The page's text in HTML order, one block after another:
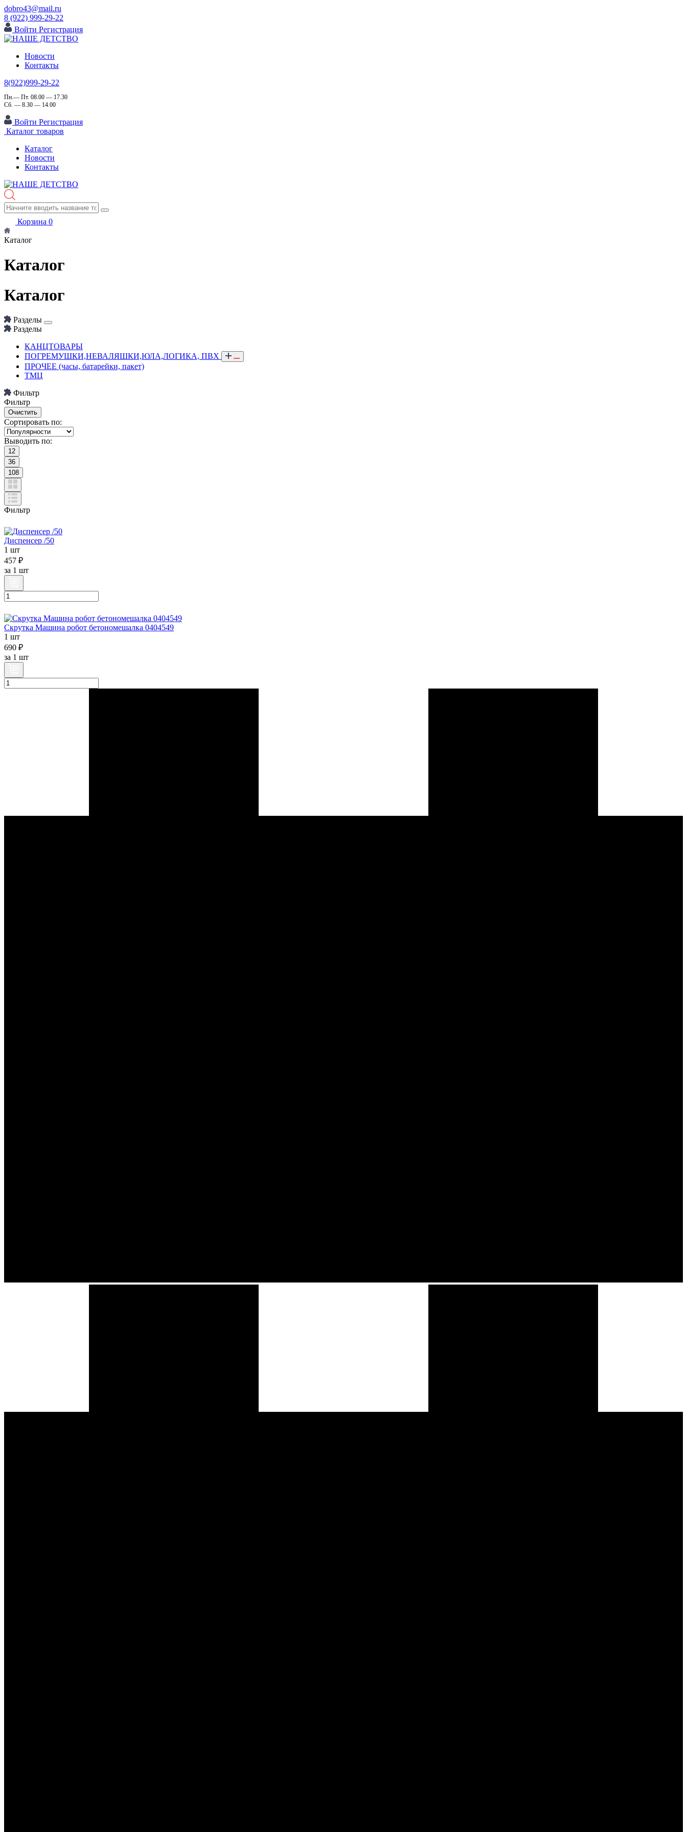
dobro43@mail.ru
8 (922) 999-29-22
Войти Регистрация
Новости
Контакты
8(922)999-29-22
Пн.— Пт. 08.00 — 17.30
Сб. — 8.30 — 14.00
Войти Регистрация
Каталог товаров
Каталог
Новости
Контакты
Корзина 0
Каталог
Каталог
Каталог
Разделы
Разделы
КАНЦТОВАРЫ
ПОГРЕМУШКИ,НЕВАЛЯШКИ,ЮЛА,ЛОГИКА, ПВХ
ПРОЧЕЕ (часы, батарейки, пакет)
ТМЦ
Фильтр
Фильтр
Сортировать по:
Выводить по:
12
36
108
Фильтр
Диспенсер /50
1 шт
457 ₽
за 1 шт
Скрутка Машина робот бетономешалка 0404549
1 шт
690 ₽
за 1 шт